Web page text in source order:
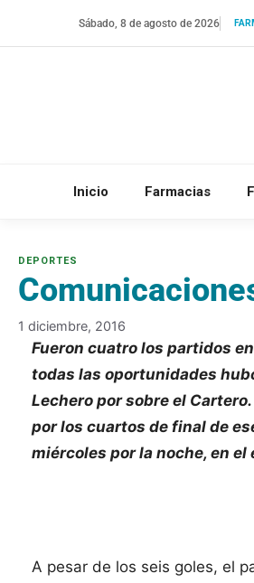
Sábado, 8 de agosto de 2026
Inicio Farmacias
1 diciembre, 2016
Fueron cuatro los partidos
todas las oportunidades
Lechero por sobre el
por los cuartos de final de
miércoles por la noche, en
A pesar de los seis goles, el